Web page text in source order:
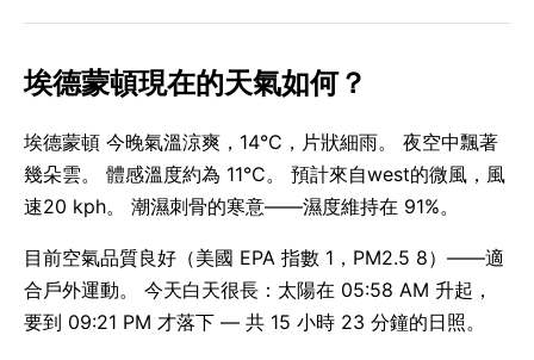
埃德蒙頓現在的天氣如何？
埃德蒙頓 今晚氣溫涼爽，14°C，片狀細雨。 夜空中飄著
幾朵雲。 體感溫度約為 11°C。 預計來自west的微風，風
速20 kph。 潮濕刺骨的寒意——濕度維持在 91%。
目前空氣品質良好（美國 EPA 指數 1，PM2.5 8）——適
合戶外運動。 今天白天很長：太陽在 05:58 AM 升起，
要到 09:21 PM 才落下 — 共 15 小時 23 分鐘的日照。